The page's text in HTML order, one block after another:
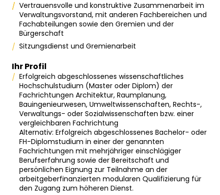
Vertrauensvolle und konstruktive Zusammenarbeit im
Verwaltungsvorstand, mit anderen Fachbereichen und
Fachabteilungen sowie den Gremien und der
Bürgerschaft
Sitzungsdienst und Gremienarbeit
Ihr Profil
Erfolgreich abgeschlossenes wissenschaftliches
Hochschulstudium (Master oder Diplom) der
Fachrichtungen Architektur, Raumplanung,
Bauingenieurwesen, Umweltwissenschaften, Rechts-,
Verwaltungs- oder Sozialwissenschaften bzw. einer
vergleichbaren Fachrichtung
Alternativ: Erfolgreich abgeschlossenes Bachelor- oder
FH-Diplomstudium in einer der genannten
Fachrichtungen mit mehrjähriger einschlägiger
Berufserfahrung sowie der Bereitschaft und
persönlichen Eignung zur Teilnahme an der
arbeitgeberfinanzierten modularen Qualifizierung für
den Zugang zum höheren Dienst.